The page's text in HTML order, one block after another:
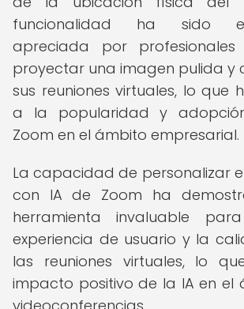
funcionalidad ha sido
apreciada por
proyectar una imagen pulida y
sus reuniones virtuales, lo que
a la popularidad y
Zoom en el ámbito empresarial.
La capacidad de personalizar
con IA de Zoom ha
herramienta invaluable
experiencia de usuario y la
las reuniones virtuales, lo
impacto positivo de la IA en el